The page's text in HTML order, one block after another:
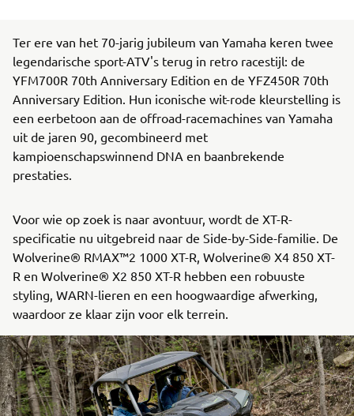
Ter ere van het 70-jarig jubileum van Yamaha keren twee
legendarische sport-ATV's terug in retro racestijl: de
YFM700R 70th Anniversary Edition en de YFZ450R 70th
Anniversary Edition. Hun iconische wit-rode kleurstelling is
een eerbetoon aan de offroad-racemachines van Yamaha
uit de jaren 90, gecombineerd met
kampioenschapswinnend DNA en baanbrekende
prestaties.
Voor wie op zoek is naar avontuur, wordt de XT-R-
specificatie nu uitgebreid naar de Side-by-Side-familie. De
Wolverine® RMAX™2 1000 XT-R, Wolverine® X4 850 XT-
R en Wolverine® X2 850 XT-R hebben een robuuste
styling, WARN-lieren en een hoogwaardige afwerking,
waardoor ze klaar zijn voor elk terrein.